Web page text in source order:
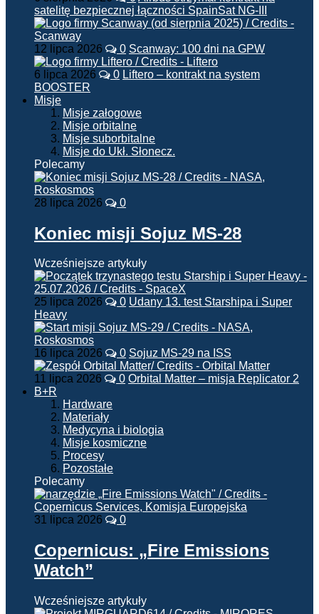
satelitę bezpiecznej łączności SpainSat NG-III
12 lipca 2026 0 Scanway: 100 dni na GPW
6 lipca 2026 0 Liftero – kontrakt na system
BOOSTER
Misje
Misje załogowe
Misje orbitalne
Misje suborbitalne
Misje do Ukł. Słonecz.
Polecamy
28 lipca 2026 0
Koniec misji Sojuz MS-28
Wcześniejsze artykuły
25 lipca 2026 0 Udany 13. test Starshipa i Super
Heavy
16 lipca 2026 0 Sojuz MS-29 na ISS
11 lipca 2026 0 Orbital Matter – misja Replicator 2
B+R
Hardware
Materiały
Medycyna i biologia
Misje kosmiczne
Procesy
Pozostałe
Polecamy
31 lipca 2026 0
Copernicus: „Fire Emissions
Watch”
Wcześniejsze artykuły